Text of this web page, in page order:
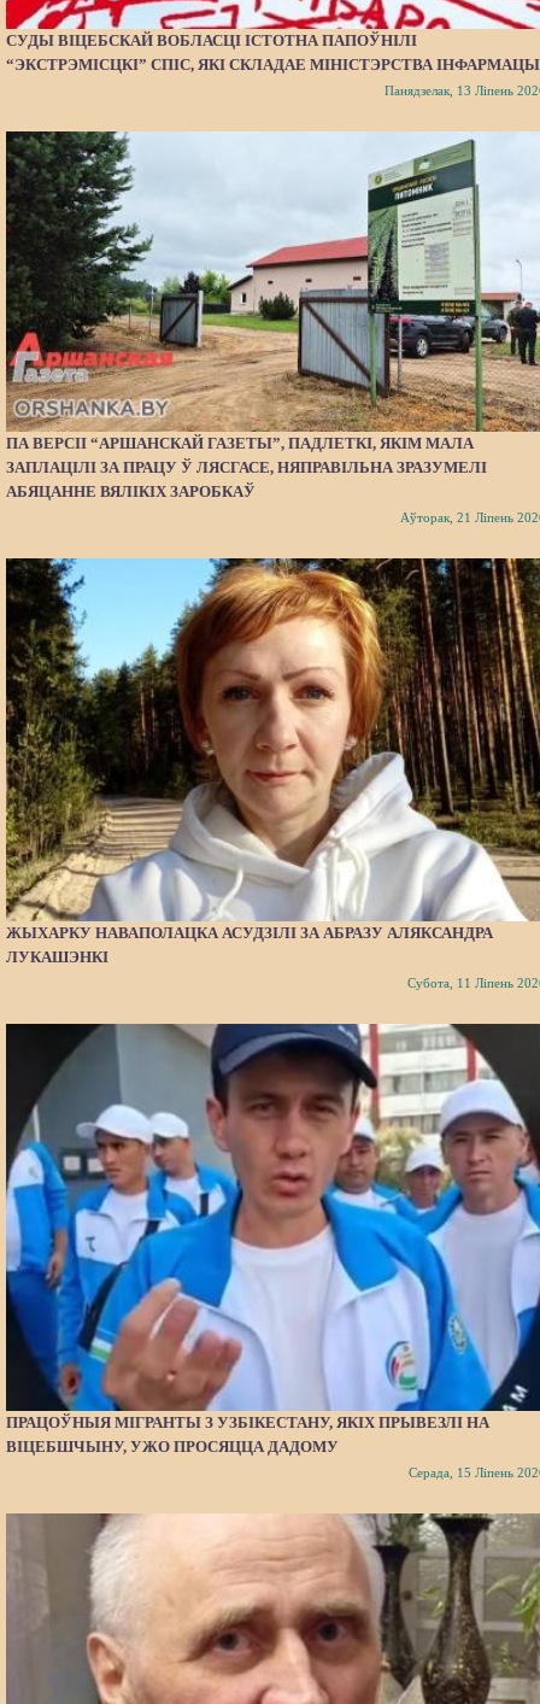
СУДЫ ВІЦЕБСКАЙ ВОБЛАСЦІ ІСТОТНА ПАПОЎНІЛІ
“ЭКСТРЭМІСЦКІ” СПІС, ЯКІ СКЛАДАЕ МІНІСТЭРСТВА
Панядзелак, 13 Ліпень
ПА ВЕРСІІ “АРШАНСКАЙ ГАЗЕТЫ”, ПАДЛЕТКІ, ЯКІМ МАЛА
ЗАПЛАЦІЛІ ЗА ПРАЦУ Ў ЛЯСГАСЕ, НЯПРАВІЛЬНА ЗРАЗУМЕЛІ
АБЯЦАННЕ ВЯЛІКІХ ЗАРОБКАЎ
Аўторак, 21 Ліпень
ЖЫХАРКУ НАВАПОЛАЦКА АСУДЗІЛІ ЗА АБРАЗУ АЛЯКСАНДРА
ЛУКАШЭНКІ
Субота, 11 Ліпень
ПРАЦОЎНЫЯ МІГРАНТЫ З УЗБІКЕСТАНУ, ЯКІХ ПРЫВЕЗЛІ НА
ВІЦЕБШЧЫНУ, УЖО ПРОСЯЦЦА ДАДОМУ
Серада, 15 Ліпень